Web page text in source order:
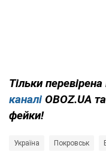
Тільки
каналі OBOZ.UA
фейки!
Україна Покровськ